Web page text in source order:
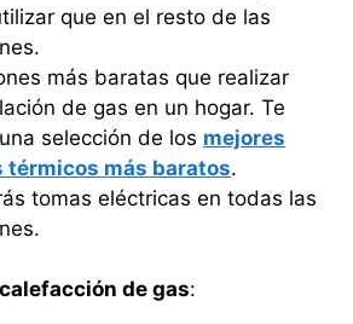
que en el resto de las
más baratas que realizar
de gas en un hogar. Te
selección de los mejores
térmicos más baratos.
tomas eléctricas en todas las
de gas: